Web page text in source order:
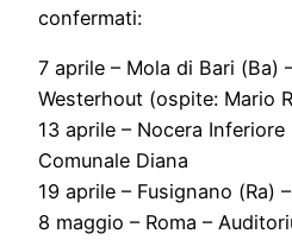
confermati:
7 aprile – Mola di Bari (Ba)
Westerhout (ospite: Mario
13 aprile – Nocera Inferiore
Comunale Diana
19 aprile – Fusignano (Ra)
8 maggio – Roma –